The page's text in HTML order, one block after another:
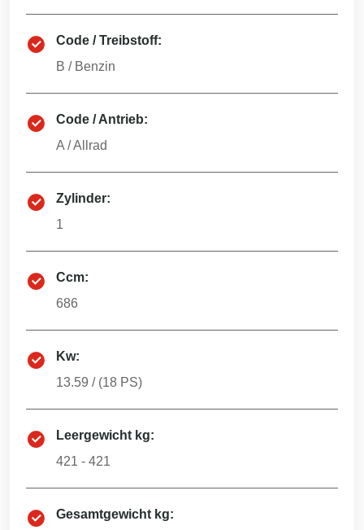
Code / Treibstoff:
B / Benzin
Code / Antrieb:
A /Allrad
Zylinder:
1
Ccm:
686
Kw:
13.59 / (18 PS)
Leergewicht kg:
421 - 421
Gesamtgewicht kg: